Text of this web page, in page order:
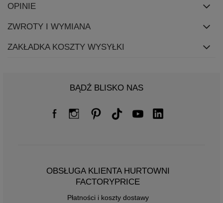
OPINIE
ZWROTY I WYMIANA
ZAKŁADKA KOSZTY WYSYŁKI
BĄDŹ BLISKO NAS
OBSŁUGA KLIENTA HURTOWNI
FACTORYPRICE
Płatności i koszty dostawy